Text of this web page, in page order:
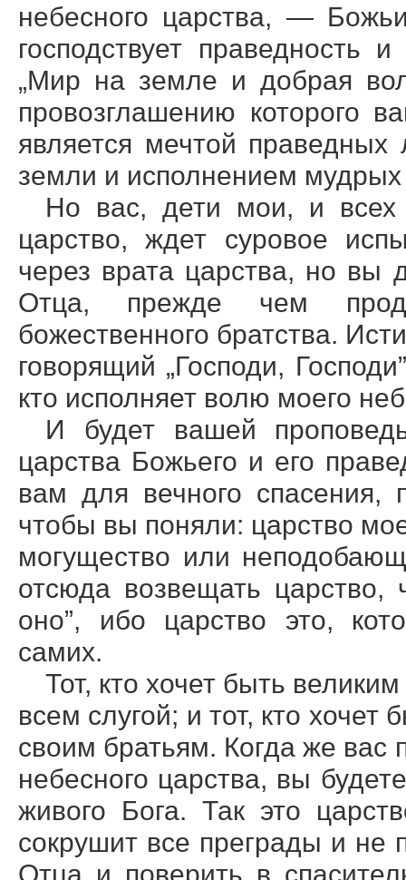
небесного царства, —
господствует праведность
„Мир на земле и добрая
провозглашению которого
является мечтой
земли и исполнением
Но вас, дети мои, и всех
царство, ждет суровое
через врата царства, но вы
Отца, прежде чем
божественного братства.
говорящий „Господи,
кто исполняет волю моего
И будет вашей
царства Божьего и его
вам для вечного спасения,
чтобы вы поняли: царство
могущество или
отсюда возвещать царство,
оно”, ибо царство это,
самих.
Тот, кто хочет быть
всем слугой; и тот, кто
своим братьям. Когда же вас
небесного царства, вы
живого Бога. Так это
сокрушит все преграды и не
Отца и поверить в